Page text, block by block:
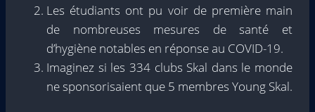
Les étudiants ont pu voir de première main
de nombreuses mesures de santé et
d’hygiène notables en réponse au COVID-19.
Imaginez si les 334 clubs Skal dans le monde
ne sponsorisaient que 5 membres Young Skal.